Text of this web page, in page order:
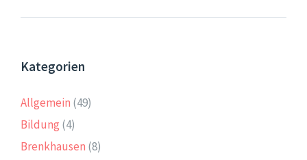
Beiträge
Kategorien
Allgemein (49)
Bildung (4)
Brenkhausen (8)